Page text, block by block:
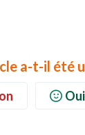
a-t-il été
Oui